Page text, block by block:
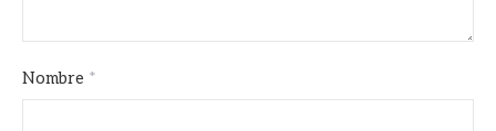
Nombre *